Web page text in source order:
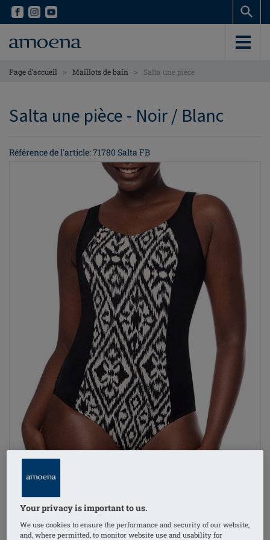
Skip
content
Skip
content
Page d’accueil > Maillots de bain > Salta une pièce
Salta une pièce - Noir / Blanc
Référence de l'article: 71780 Salta FB
1/5
Your privacy is important to us.
We use cookies to ensure the performance and security of our website,
and, where permitted, to monitor website use and usability for